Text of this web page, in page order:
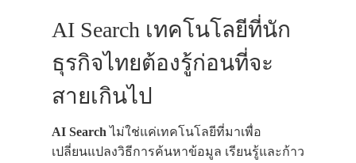
AI Search เทคโนโลยีที่นัก
ธุรกิจไทยต้องรู้ก่อนที่จะ
สายเกินไป
AI Searchไม่ใช่แค่เทคโนโลยีที่มาเพื่อ
เปลี่ยนแปลงวิธีการค้นหาข้อมูล เรียนรู้และก้าว